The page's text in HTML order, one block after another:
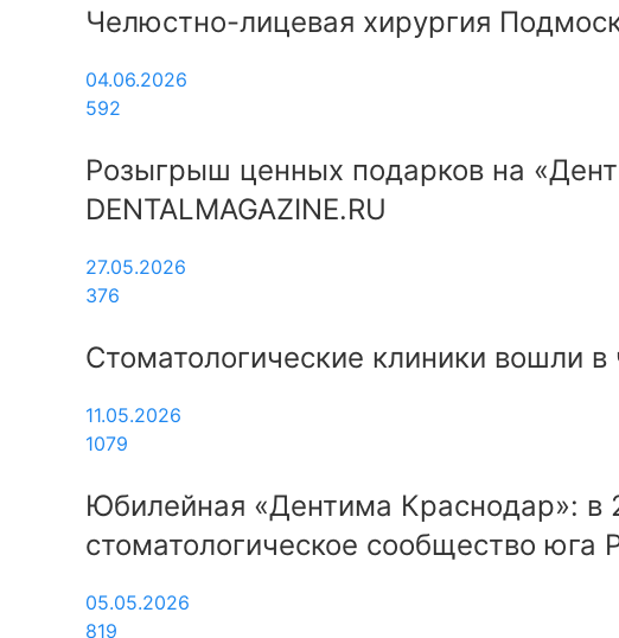
Челюстно-лицевая хирургия
04.06.2026
592
Розыгрыш ценных подарков на
DENTALMAGAZINE.RU
27.05.2026
376
Стоматологические клиники вошли
11.05.2026
1079
Юбилейная «Дентима Краснодар»: в
стоматологическое сообщество юга
05.05.2026
819